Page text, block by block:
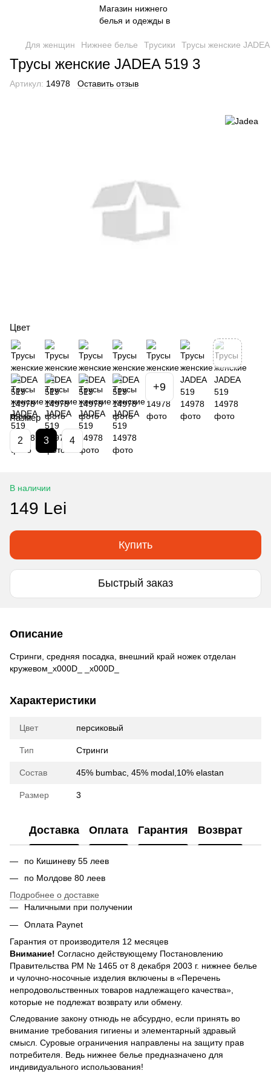
Для женщин Нижнее белье Трусики Трусы женские
Трусы женские JADEA 519 3
Артикул: 14978 Оставить отзыв
Цвет
+9
Размер
2 3 4
В наличии
149 Lei
Купить
Быстрый заказ
Описание
Стринги, средняя посадка, внешний край ножек отделан
кружевом_x000D_ _x000D_
Характеристики
Цвет персиковый
Тип Стринги
Состав 45% bumbac, 45% modal,10% elastan
Размер 3
Доставка Оплата Гарантия Возврат
по Кишиневу 55 леев
по Молдове 80 леев
Подробнее о доставке
Наличными при получении
Оплата Paynet
Гарантия от производителя 12 месяцев
Внимание! Согласно действующему Постановлению
Правительства РМ № 1465 от 8 декабря 2003 г. нижнее белье
и чулочно-носочные изделия включены в «Перечень
непродовольственных товаров надлежащего качества»,
которые не подлежат возврату или обмену.
Следование закону отнюдь не абсурдно, если принять во
внимание требования гигиены и элементарный здравый
смысл. Суровые ограничения направлены на защиту прав
потребителя. Ведь нижнее белье предназначено для
индивидуального использования!